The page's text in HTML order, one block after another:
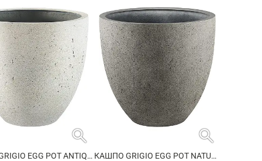
search
КАШПО GRIGIO EGG POT ANTIQUE WHITE
search
КАШПО GRIGIO EGG POT NATURAL CONCRETE